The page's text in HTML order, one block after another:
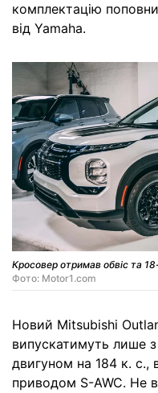
комплектацію
від Yamaha.
Кросовер отримав обвіс та
Фото: Motor1.com
Новий Mitsubishi
випускатимуть лише
двигуном на 184 к. с.,
приводом S-AWC. Не